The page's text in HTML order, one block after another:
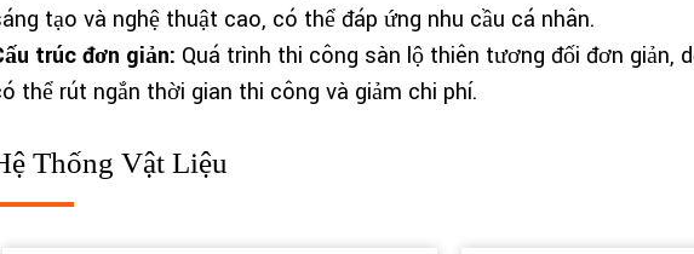
tạo và nghệ thuật cao, có thể đáp ứng nhu cầu cá nhân.
trúc đơn giản: Quá trình thi công sàn lộ thiên tương đối đơn giản,
thể rút ngắn thời gian thi công và giảm chi phí.
Thống Vật Liệu